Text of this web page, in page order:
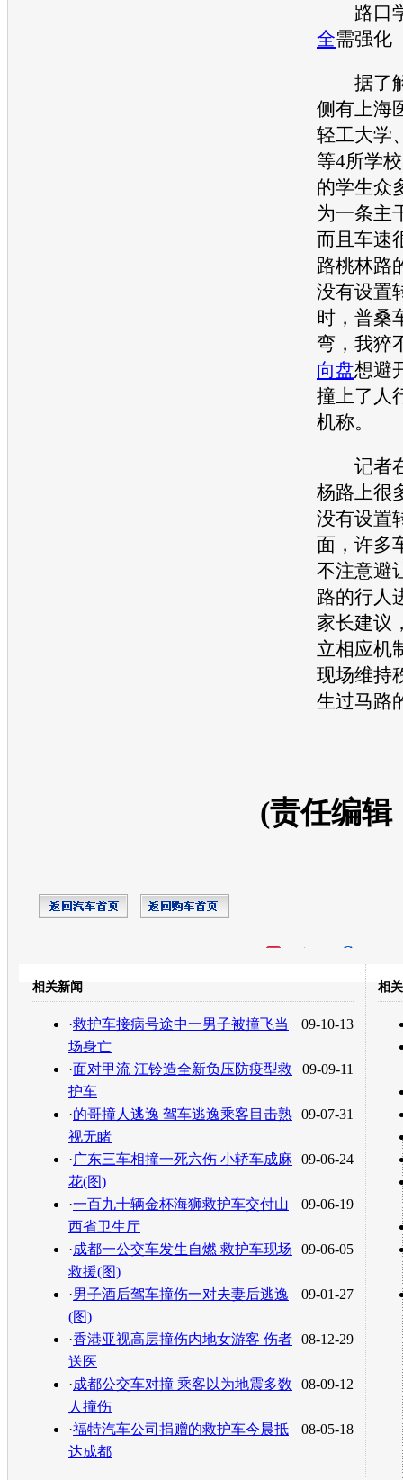
路口学
全需强化
据了解
侧有上海
轻工大学
等4所学
的学生众
为一条主
而且车速
路桃林路
没有设置
时，普桑
弯，我猝
向盘想避
撞上了人
机称。
记者在
杨路上很
没有设置
面，许多
不注意避
路的行人
家长建议
立相应机
现场维持
生过马路
(责任编辑
转发至：
相关新闻
09-10-13
·救护车接病号途中一男子被撞飞当
场身亡
09-09-11
·面对甲流 江铃造全新负压防疫型救
护车
09-07-31
·的哥撞人逃逸 驾车逃逸乘客目击熟
视无睹
09-06-24
·广东三车相撞一死六伤 小轿车成麻
花(图)
09-06-19
·一百九十辆金杯海狮救护车交付山
西省卫生厅
09-06-05
·成都一公交车发生自燃 救护车现场
救援(图)
09-01-27
·男子酒后驾车撞伤一对夫妻后逃逸
(图)
08-12-29
·香港亚视高层撞伤内地女游客 伤者
送医
08-09-12
·成都公交车对撞 乘客以为地震多数
人撞伤
08-05-18
·福特汽车公司捐赠的救护车今晨抵
达成都
相